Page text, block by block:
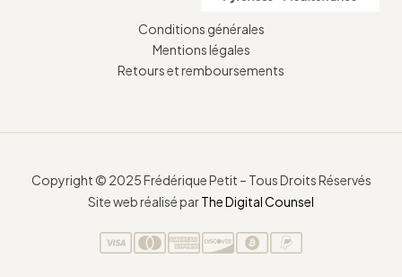
Conditions générales
Mentions légales
Retours et remboursements
Copyright © 2025 Frédérique Petit – Tous Droits Réservés
Site web réalisé parThe Digital Counsel